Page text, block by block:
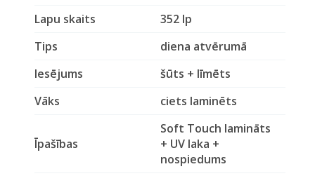
Lapu skaits
352 lp
Tips
diena atvērumā
Iesējums
šūts + līmēts
Vāks
ciets laminēts
Īpašības
Soft Touch lamināts
+ UV laka +
nospiedums